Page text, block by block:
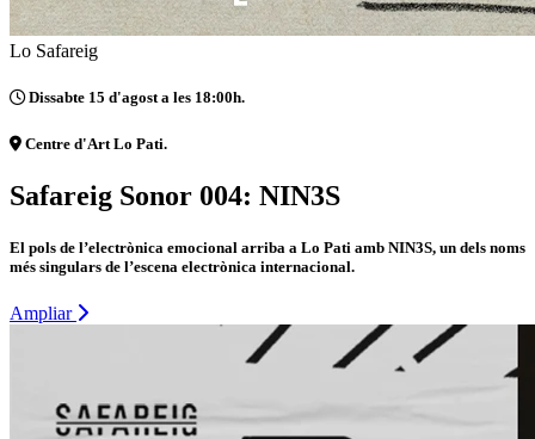
Lo Safareig
Dissabte 15 d'agost a les 18:00h.
Centre d'Art Lo Pati.
Safareig Sonor 004: NIN3S
El pols de l’electrònica emocional arriba a Lo Pati amb NIN3S, un dels noms
més singulars de l’escena electrònica internacional.
Ampliar